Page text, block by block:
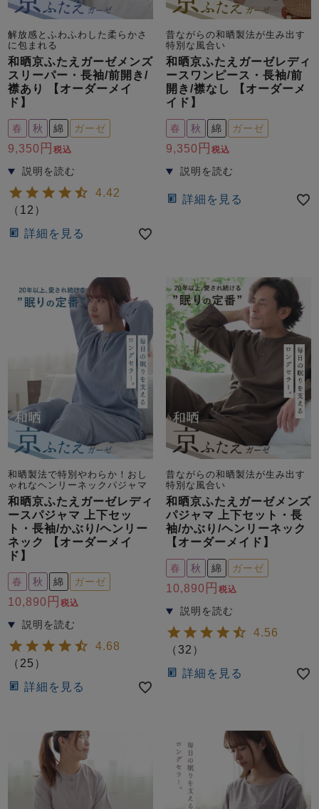
解放感とふわふわした柔らかさ
に包まれる
和晒京ふたえガーゼメンズ
スリーパー・長袖/前開き/
襟あり 【オーダーメイ
ド】
春 秋 綿 ガーゼ
9,350 税込
4.42
（ 12 ）
詳細を見る
昔ながらの和晒製法が生み出す
特別な風合い
和晒京ふたえガーゼレディ
ースワンピース・長袖/前
開き/襟なし 【オーダーメ
イド】
春 秋 綿 ガーゼ
9,350 税込
詳細を見る
和晒製法で特別やわらか！おし
ゃれなヘンリーネックパジャマ
和晒京ふたえガーゼレディ
ースパジャマ 上下セッ
ト・長袖/かぶり/ヘンリー
ネック 【オーダーメイ
ド】
春 秋 綿 ガーゼ
10,890 税込
4.68
（ 25 ）
詳細を見る
昔ながらの和晒製法が生み出す
特別な風合い
和晒京ふたえガーゼメンズ
パジャマ 上下セット・長
袖/かぶり/ヘンリーネック
【オーダーメイド】
春 秋 綿 ガーゼ
10,890 税込
4.56
（32 ）
詳細を見る